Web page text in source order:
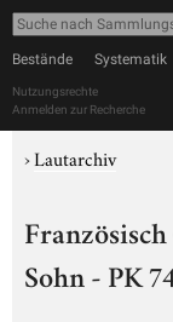
Bestände Systematik
Nutzungsrechte
Anmelden zur Recherche
›Lautarchiv
Sohn - PK